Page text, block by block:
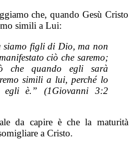
che, quando Gesù Cristo
simili a Lui:
siamo figli di Dio, ma non
ciò che saremo;
che quando egli sarà
simili a lui, perché lo
egli è.” (1Giovanni 3:2
da capire è che la maturità
a Cristo.